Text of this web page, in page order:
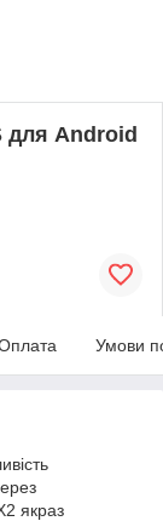
для Android
Умови
якраз